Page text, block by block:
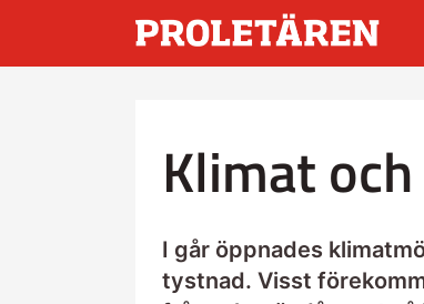
Klimat
I går öppnades
tystnad. Visst